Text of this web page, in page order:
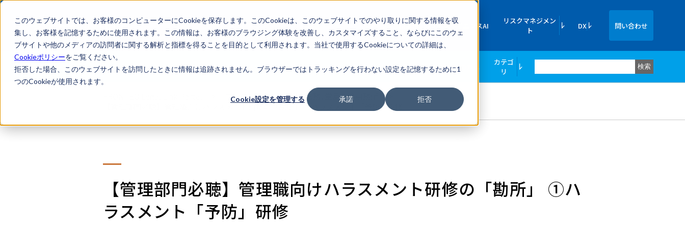
このウェブサイトでは、お客様のコンピューターにCookieを保存します。このCookieは、このウェブサイトでのやり取りに関する情報を収
集し、お客様を記憶するために使用されます。この情報は、お客様のブラウジング体験を改善し、カスタマイズすること、ならびにこのウェ
ブサイトや他のメディアの訪問者に関する解析と指標を得ることを目的として利用されます。当社で使用するCookieについての詳細は、
Cookieポリシーをご覧ください。
拒否した場合、このウェブサイトを訪問したときに情報は追跡されません。ブラウザーではトラッキングを行わない設定を記憶するために1
つのCookieが使用されます。
Cookie設定を管理する 承諾 拒否
企業情
報
IR情報 ライフサイエンスAI
リスクマネジメン
ト
DX 問い合わせ
LegalTech AI Top Legal Link Portal 弁護士事務所一覧 FAQ ログイン 新規会員登録 初めての方へ
カテゴ
リ
検索
コンプライアンス,国内法務 堂島法律事務所
>
【管理部門必聴】​管理職向けハラスメント研修の「勘所」 ①ハラスメント「予防」研修​
【管理部門必聴】​管理職向けハラスメント研修の「勘所」 ①ハ
ラスメント「予防」研修​